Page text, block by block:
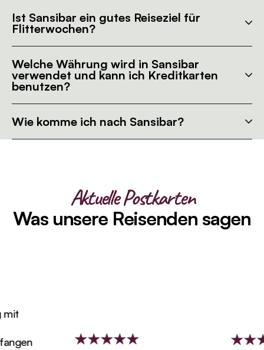
Ist Sansibar ein gutes Reiseziel für
Flitterwochen?
Welche Währung wird in Sansibar
verwendet und kann ich Kreditkarten
benutzen?
Wie komme ich nach Sansibar?
Aktuelle Postkarten
Was unsere Reisenden sagen